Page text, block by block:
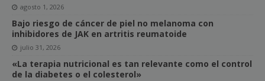
agosto 1, 2026
Bajo riesgo de cáncer de piel no melanoma con
inhibidores de JAK en artritis reumatoide
julio 31, 2026
«La terapia nutricional es tan relevante como el control
de la diabetes o el colesterol»